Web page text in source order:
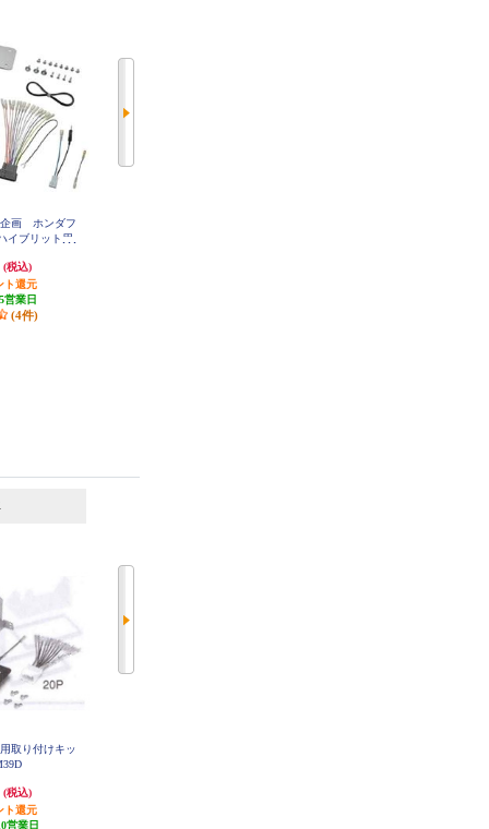
企画 ホンダフ
イブリット用
(税込)
ト還元
5営業日
(4件)
取り付けキッ
(税込)
ト還元
営業日